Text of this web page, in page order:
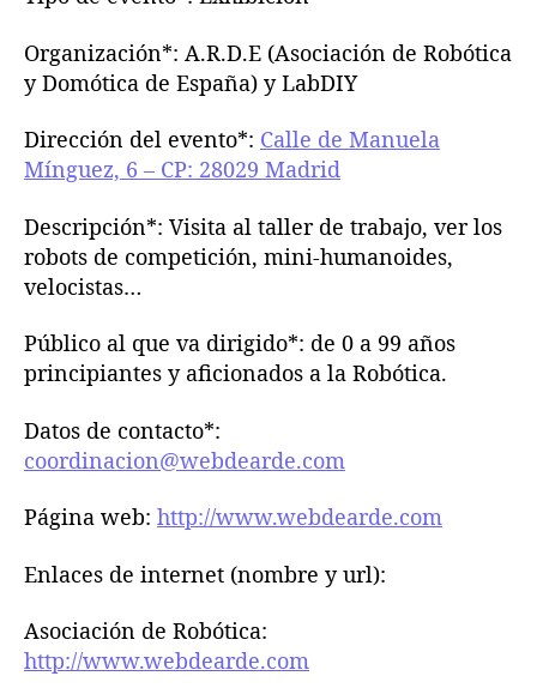
Organización*: A.R.D.E (Asociación de Robótica
y Domótica de España) y LabDIY
Dirección del evento*: Calle de Manuela
Mínguez, 6 – CP: 28029 Madrid
Descripción*: Visita al taller de trabajo, ver los
robots de competición, mini-humanoides,
velocistas…
Público al que va dirigido*: de 0 a 99 años
principiantes y aficionados a la Robótica.
Datos de contacto*:
coordinacion@webdearde.com
Página web: http://www.webdearde.com
Enlaces de internet (nombre y url):
Asociación de Robótica:
http://www.webdearde.com